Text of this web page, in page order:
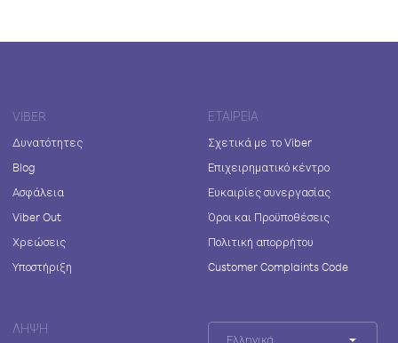
VIBER
Δυνατότητες
Blog
Ασφάλεια
Viber Out
Χρεώσεις
Υποστήριξη
ΕΤΑΙΡΕΊΑ
Σχετικά με το Viber
Επιχειρηματικό κέντρο
Ευκαιρίες συνεργασίας
Όροι και Προϋποθέσεις
Πολιτική απορρήτου
Customer Complaints Code
ΛΉΨΗ
Ελληνικά